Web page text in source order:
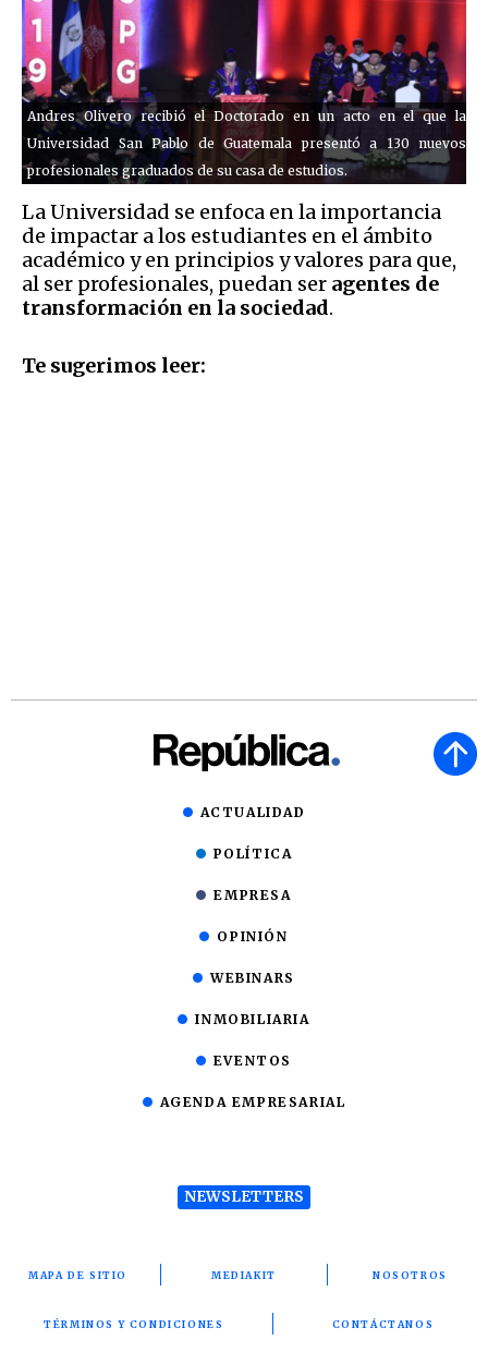
Andres Olivero recibió el Doctorado en un acto en el que la
Universidad San Pablo de Guatemala presentó a 130 nuevos
profesionales graduados de su casa de estudios.
La Universidad se enfoca en la importancia
de impactar a los estudiantes en el ámbito
académico y en principios y valores para que,
al ser profesionales, puedan ser agentes de
transformación en la sociedad.
Te sugerimos leer:
ACTUALIDAD
POLÍTICA
EMPRESA
OPINIÓN
WEBINARS
INMOBILIARIA
EVENTOS
AGENDA EMPRESARIAL
NEWSLETTERS
MAPA DE SITIO MEDIAKIT NOSOTROS
TÉRMINOS Y CONDICIONES CONTÁCTANOS